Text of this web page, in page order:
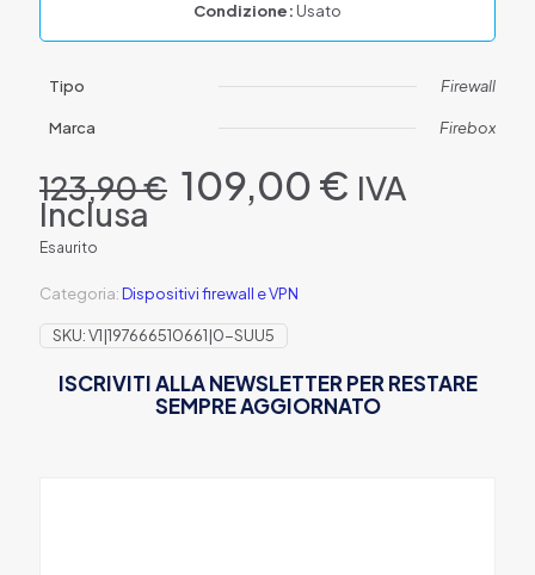
Condizione: Usato
Tipo Firewall
Marca Firebox
123,90€ Il
prezzo
109,00€ Il
prezzo
IVA
Inclusa
Esaurito
Categoria:Dispositivi firewall e VPN
SKU:V1|197666510661|0-SUU5
ISCRIVITI ALLA NEWSLETTER PER RESTARE
SEMPRE AGGIORNATO